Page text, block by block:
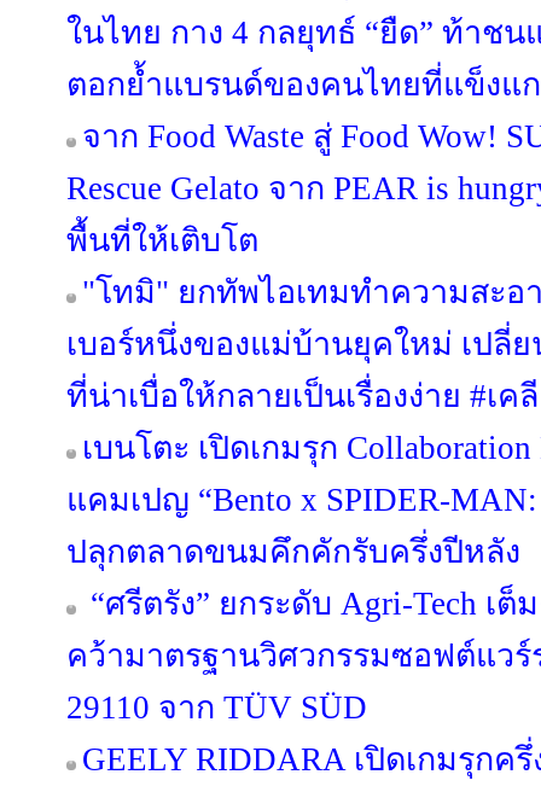
ในไทย กาง 4 กลยุทธ์ “ยืด” ท้าช
ตอกย้ำแบรนด์ของคนไทยที่แข็งแ
จาก Food Waste สู่ Food Wow!
Rescue Gelato จาก PEAR is
พื้นที่ให้เติบโต
"โทมิ" ยกทัพไอเทมทำความสะอ
เบอร์หนึ่งของแม่บ้านยุคใหม่ เปลี่
ที่น่าเบื่อให้กลายเป็นเรื่องง่าย #เ
เบนโตะ เปิดเกมรุก
แคมเปญ “Bento x SPIDER-
ปลุกตลาดขนมคึกคักรับครึ่งปีหลัง
“ศรีตรัง” ยกระดับ Agri-Tech เ
คว้ามาตรฐานวิศวกรรมซอฟต์แวร์
29110 จาก TÜV SÜD
GEELY RIDDARA เปิดเกมรุกค